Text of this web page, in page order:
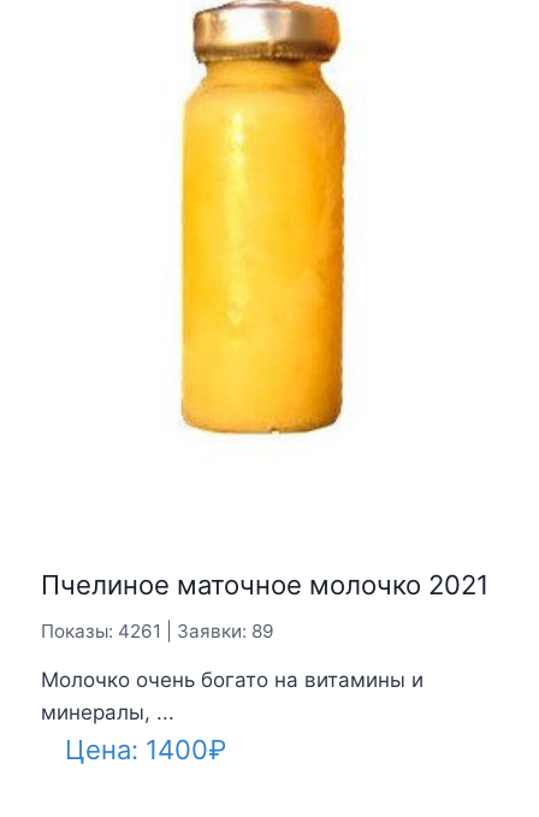
Пчелиное маточное молочко 2021
Показы: 4261 | Заявки: 89
Молочко очень богато на витамины и
минералы, ...
Цена: 1400₽